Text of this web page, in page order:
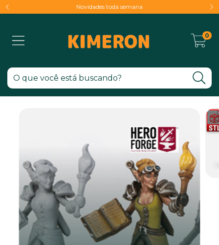
Novidades toda semana
0